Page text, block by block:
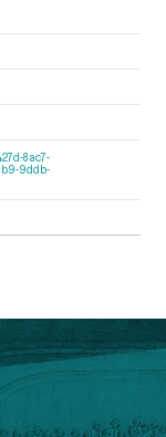
8ac7-
9ddb-